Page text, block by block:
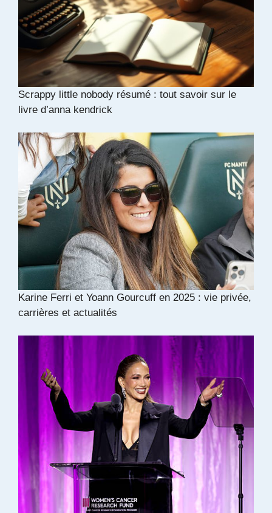
Scrappy little nobody résumé : tout savoir sur le
livre d’anna kendrick
Karine Ferri et Yoann Gourcuff en 2025 : vie privée,
carrières et actualités